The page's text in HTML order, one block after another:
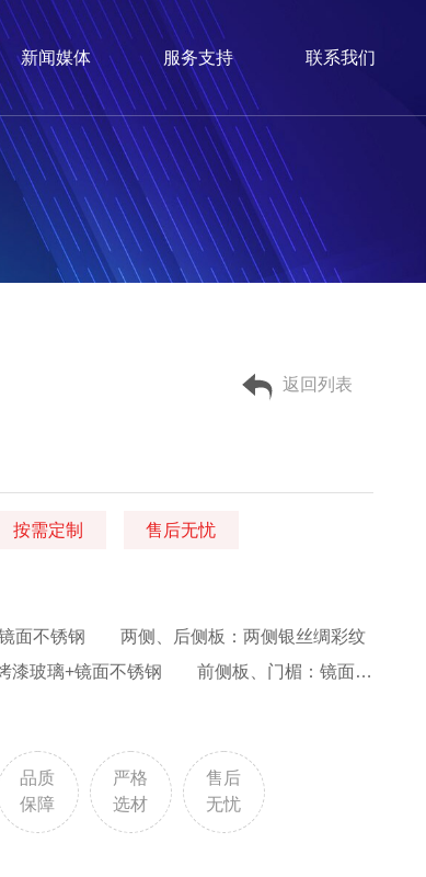
新闻媒体 服务支持 联系我们
返回列表
按需定制 售后无忧
不锈钢 两侧、后侧板：两侧银丝绸彩纹
漆玻璃+镜面不锈钢 前侧板、门楣：镜面不
PH09(拼花PVC) 操作盘(一体式)：显示
品质
保障
严格
选材
售后
无忧